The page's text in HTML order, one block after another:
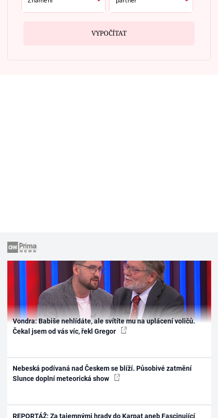
VYPOČÍTAT
Vondra: Babiše nehlídáte, ale svítíte mu na uplácení voličů.
Čekal jsem od vás víc, řekl Gregor
Nebeská podívaná nad Českem se blíží. Působivé zatmění
Slunce doplní meteorická show
REPORTÁŽ: Za tajemnými hrady do Karpat aneb Fascinující